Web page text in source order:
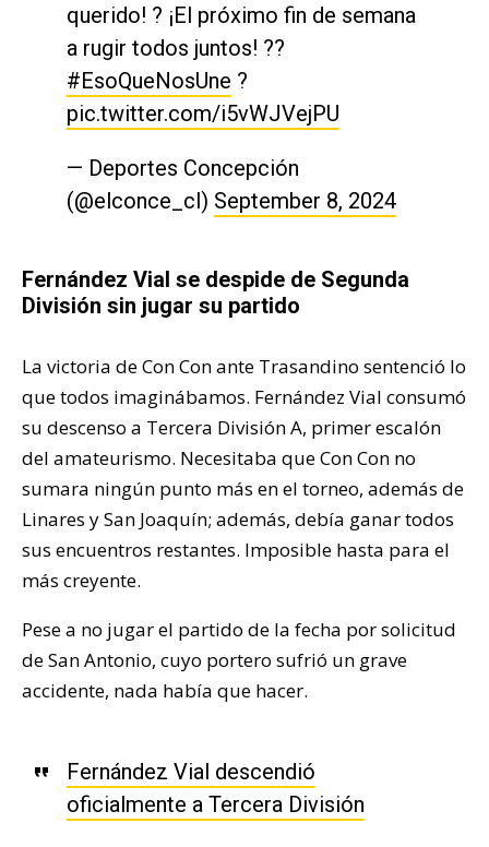
querido! ? ¡El próximo fin de semana
a rugir todos juntos! ??
#EsoQueNosUne ?
pic.twitter.com/i5vWJVejPU
— Deportes Concepción
(@elconce_cl) September 8, 2024
Fernández Vial se despide de Segunda
División sin jugar su partido
La victoria de Con Con ante Trasandino sentenció lo
que todos imaginábamos. Fernández Vial consumó
su descenso a Tercera División A, primer escalón
del amateurismo. Necesitaba que Con Con no
sumara ningún punto más en el torneo, además de
Linares y San Joaquín; además, debía ganar todos
sus encuentros restantes. Imposible hasta para el
más creyente.
Pese a no jugar el partido de la fecha por solicitud
de San Antonio, cuyo portero sufrió un grave
accidente, nada había que hacer.
Fernández Vial descendió
oficialmente a Tercera División